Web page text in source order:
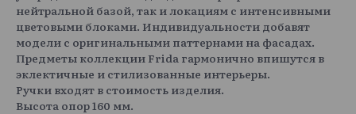
нейтральной базой, так и локациям с интенсивными
цветовыми блоками. Индивидуальности добавят
модели с оригинальными паттернами на фасадах.
Предметы коллекции Frida гармонично впишутся в
эклектичные и стилизованные интерьеры.
Ручки входят в стоимость изделия.
Высота опор 160 мм.